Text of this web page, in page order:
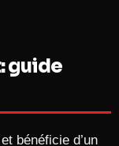
guide
bénéficie d’un